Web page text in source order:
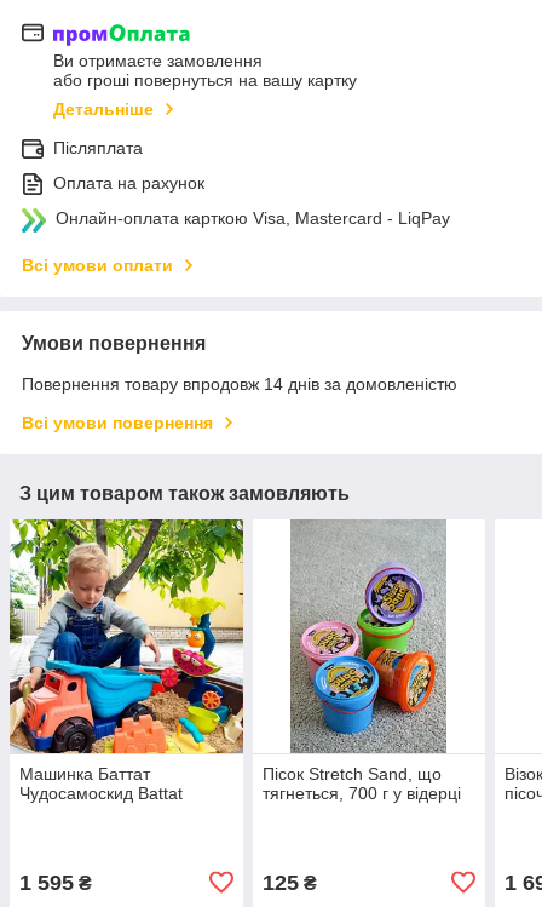
Ви отримаєте замовлення
або гроші повернуться на вашу картку
Детальніше
Післяплата
Оплата на рахунок
Онлайн-оплата карткою Visa, Mastercard - LiqPay
Всі умови оплати
Умови повернення
Повернення товару впродовж 14 днів за домовленістю
Всі умови повернення
З цим товаром також замовляють
Машинка Баттат
Чудосамоскид Battat
1 595 ₴
Пісок Stretch Sand, що
тягнеться, 700 г у відерці
125₴ 1